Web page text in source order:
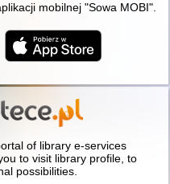
mobilnej "Sowa MOBI".
of library e-services
to visit library profile, to
possibilities.